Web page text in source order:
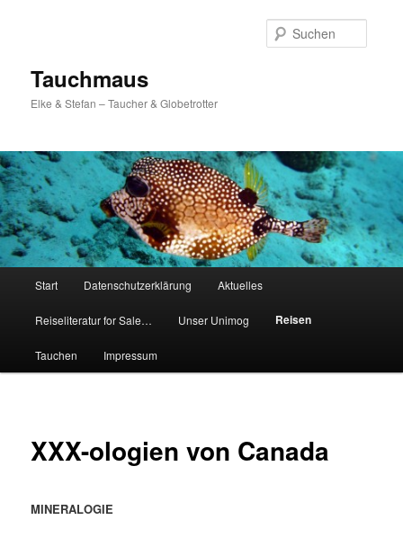
Tauchmaus
Elke & Stefan – Taucher & Globetrotter
Start Datenschutzerklärung Aktuelles
Reiseliteratur for Sale… Unser Unimog Reisen
Tauchen Impressum
XXX-ologien von Canada
MINERALOGIE